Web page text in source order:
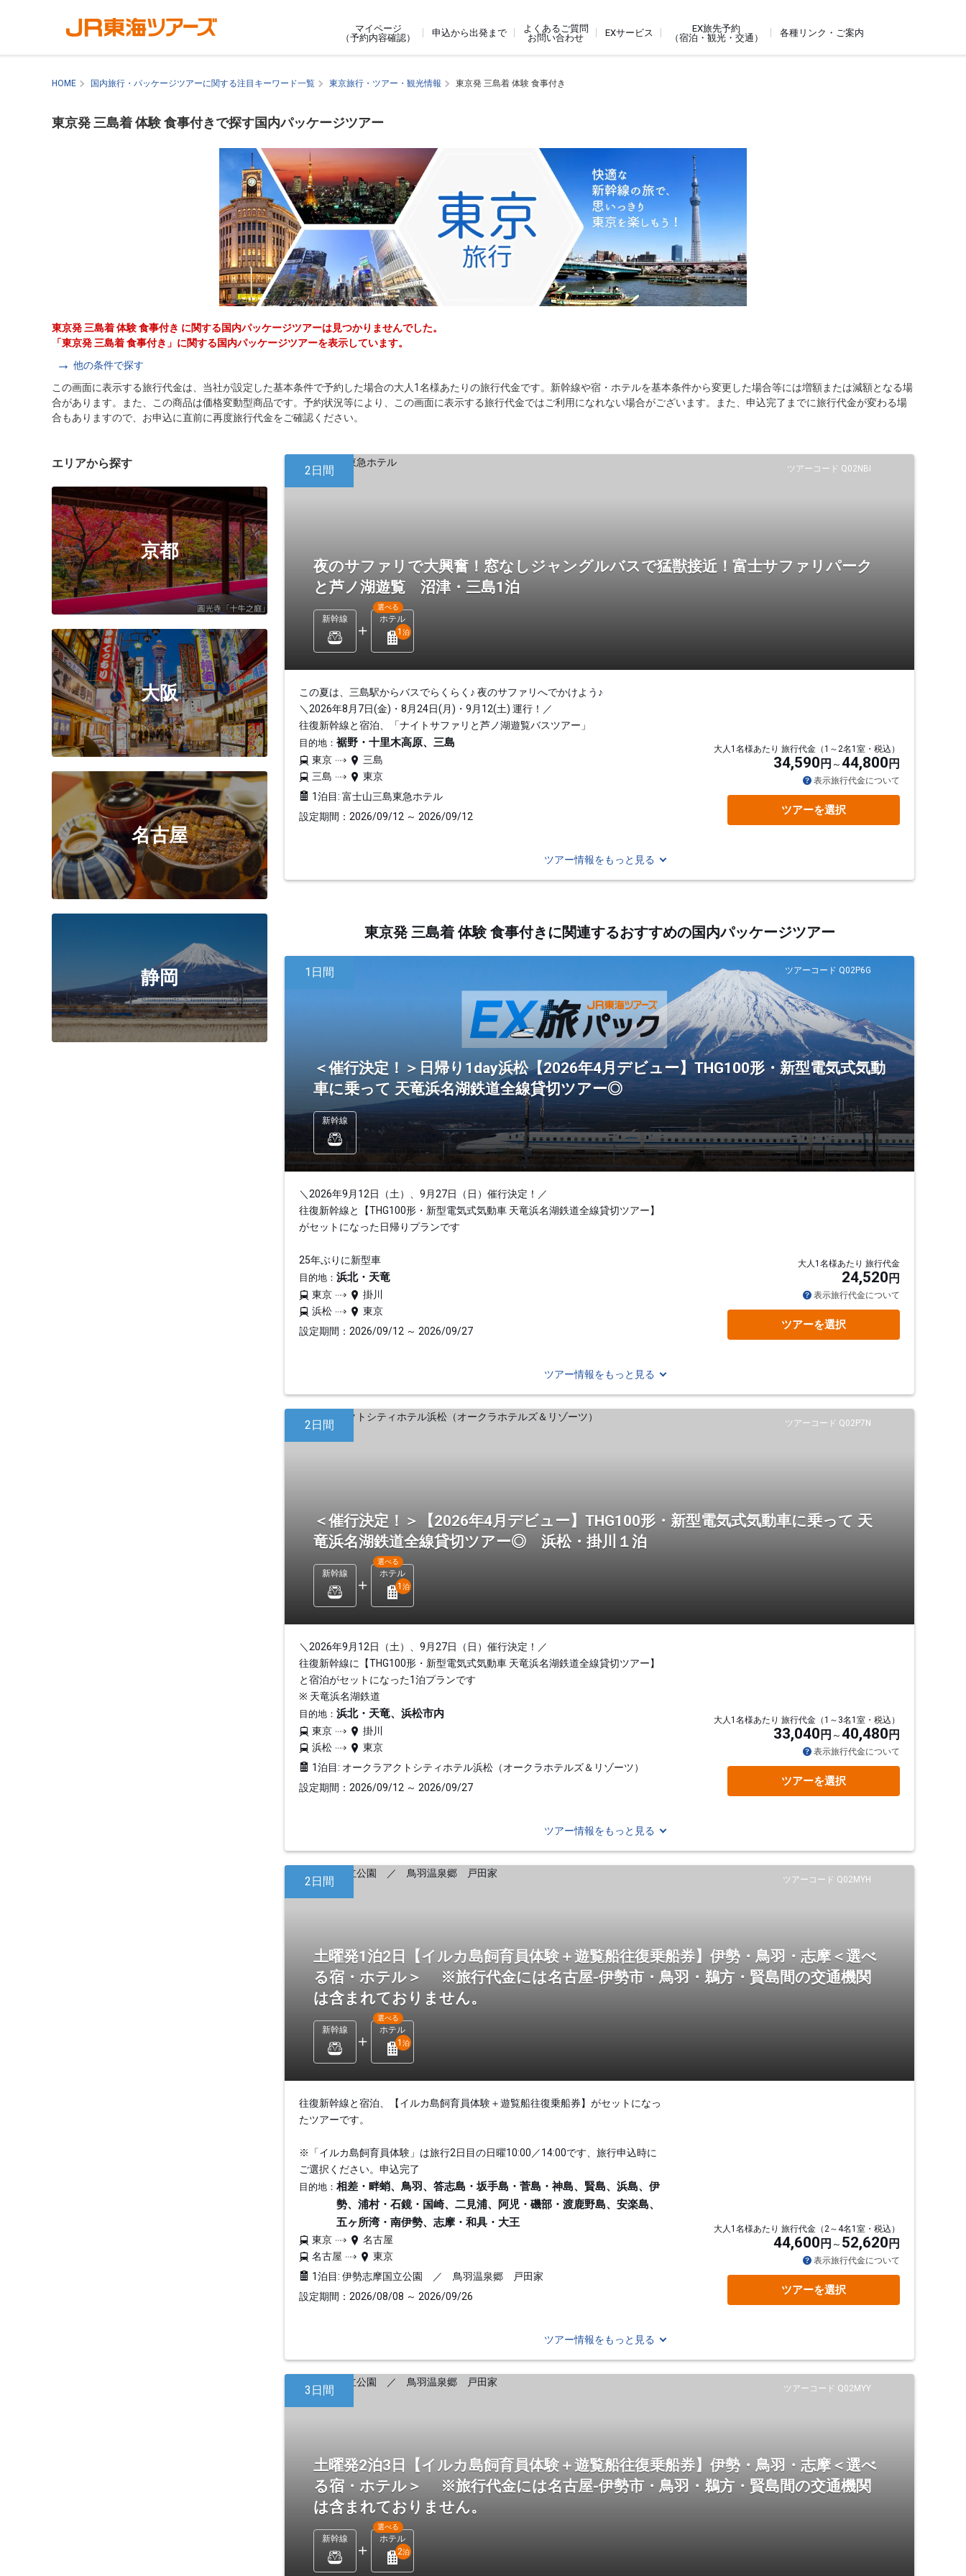
マイページ
（予約内容確認）
申込から出発まで
よくあるご質問
お問い合わせ
EXサービス
EX旅先予約
（宿泊・観光・交通）
各種リンク・ご案内
HOME 国内旅行・パッケージツアーに関する注目キーワード一覧 東京旅行・ツアー・観光情報 東京発 三島着 体験 食事付き
東京発 三島着 体験 食事付きで探す国内パッケージツアー
東京発 三島着 体験 食事付き に関する国内パッケージツアーは見つかりませんでした。
「東京発 三島着 食事付き」に関する国内パッケージツアーを表示しています。
他の条件で探す
この画面に表示する旅行代金は、当社が設定した基本条件で予約した場合の大人1名様あたりの旅行代金です。新幹線や宿・ホテルを基本条件から変更した場合等には増額または減額となる場
合があります。また、この商品は価格変動型商品です。予約状況等により、この画面に表示する旅行代金ではご利用になれない場合がございます。また、申込完了までに旅行代金が変わる場
合もありますので、お申込に直前に再度旅行代金をご確認ください。
エリアから探す
京都
大阪
名古屋
静岡
ツアーコード Q02NBI
2日間
夜のサファリで大興奮！窓なしジャングルバスで猛獣接近！富士サファリパーク
と芦ノ湖遊覧 沼津・三島1泊
新幹線 ホテル
選べる
1 泊
この夏は、三島駅からバスでらくらく♪ 夜のサファリへでかけよう♪
＼2026年8月7日(金)・8月24日(月)・9月12(土) 運行！／
往復新幹線と宿泊、「ナイトサファリと芦ノ湖遊覧バスツアー」
目的地： 裾野・十里木高原、三島
東京
三島
三島
東京
1泊目: 富士山三島東急ホテル
設定期間：2026/09/12 ～ 2026/09/12
大人1名様あたり 旅行代金（1～2名1室・税込）
34,590 円 44,800 円
表示旅行代金について
ツアーを選択
ツアー情報をもっと見る
東京発 三島着 体験 食事付きに関連するおすすめの国内パッケージツアー
ツアーコード Q02P6G
1日間
＜催行決定！＞日帰り1day浜松【2026年4月デビュー】THG100形・新型電気式気動
車に乗って 天竜浜名湖鉄道全線貸切ツアー◎
新幹線
＼2026年9月12日（土）、9月27日（日）催行決定！／
往復新幹線と【THG100形・新型電気式気動車 天竜浜名湖鉄道全線貸切ツアー】
がセットになった日帰りプランです
25年ぶりに新型車
目的地： 浜北・天竜
東京
掛川
浜松
東京
設定期間：2026/09/12 ～ 2026/09/27
大人1名様あたり 旅行代金
24,520 円
表示旅行代金について
ツアーを選択
ツアー情報をもっと見る
ツアーコード Q02P7N
2日間
＜催行決定！＞【2026年4月デビュー】THG100形・新型電気式気動車に乗って 天
竜浜名湖鉄道全線貸切ツアー◎ 浜松・掛川１泊
新幹線 ホテル
選べる
1 泊
＼2026年9月12日（土）、9月27日（日）催行決定！／
往復新幹線に【THG100形・新型電気式気動車 天竜浜名湖鉄道全線貸切ツアー】
と宿泊がセットになった1泊プランです
※ 天竜浜名湖鉄道
目的地： 浜北・天竜、浜松市内
東京
掛川
浜松
東京
1泊目: オークラアクトシティホテル浜松（オークラホテルズ＆リゾーツ）
設定期間：2026/09/12 ～ 2026/09/27
大人1名様あたり 旅行代金（1～3名1室・税込）
33,040 円 40,480 円
表示旅行代金について
ツアーを選択
ツアー情報をもっと見る
ツアーコード Q02MYH
2日間
土曜発1泊2日【イルカ島飼育員体験＋遊覧船往復乗船券】伊勢・鳥羽・志摩＜選べ
る宿・ホテル＞ ※旅行代金には名古屋-伊勢市・鳥羽・鵜方・賢島間の交通機関
は含まれておりません。
新幹線 ホテル
選べる
1 泊
往復新幹線と宿泊、【イルカ島飼育員体験＋遊覧船往復乗船券】がセットになっ
たツアーです。
※「イルカ島飼育員体験」は旅行2日目の日曜10:00／14:00です、旅行申込時に
ご選択ください。申込完了
目的地： 相差・畔蛸、鳥羽、答志島・坂手島・菅島・神島、賢島、浜島、伊
勢、浦村・石鏡・国崎、二見浦、阿児・磯部・渡鹿野島、安楽島、
五ヶ所湾・南伊勢、志摩・和具・大王
東京
名古屋
名古屋
東京
1泊目: 伊勢志摩国立公園 ／ 鳥羽温泉郷 戸田家
設定期間：2026/08/08 ～ 2026/09/26
大人1名様あたり 旅行代金（2～4名1室・税込）
44,600 円 52,620 円
表示旅行代金について
ツアーを選択
ツアー情報をもっと見る
ツアーコード Q02MYY
3日間
土曜発2泊3日【イルカ島飼育員体験＋遊覧船往復乗船券】伊勢・鳥羽・志摩＜選べ
る宿・ホテル＞ ※旅行代金には名古屋-伊勢市・鳥羽・鵜方・賢島間の交通機関
は含まれておりません。
新幹線 ホテル
選べる
2泊